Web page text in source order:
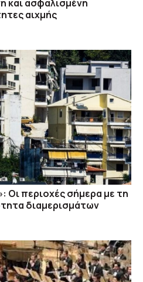
και ασφαλισμένη
αιχμής
Οι περιοχές σήμερα με τη
διαμερισμάτων